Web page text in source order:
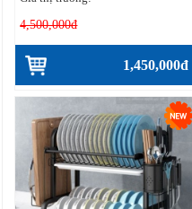
4,500,000đ
1,450,000đ